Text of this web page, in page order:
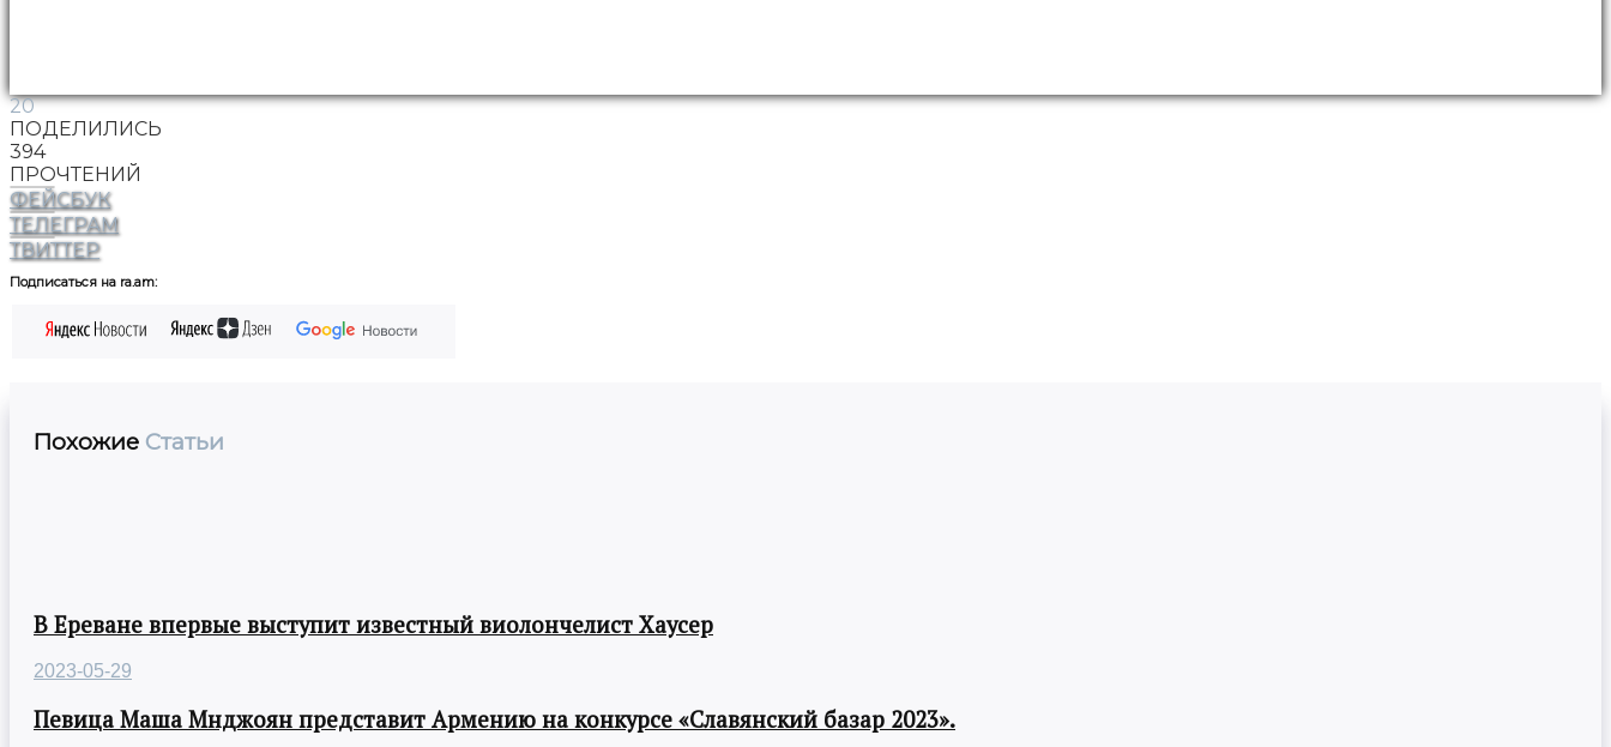
20
ПОДЕЛИЛИСЬ
394
ПРОЧТЕНИЙ
ФЕЙСБУК
ТЕЛЕГРАМ
ТВИТТЕР
Подписаться на ra.am:
Похожие Статьи
В Ереване впервые выступит известный виолончелист Хаусер
2023-05-29
Певица Маша Мнджоян представит Армению на конкурсе «Славянский базар 2023».